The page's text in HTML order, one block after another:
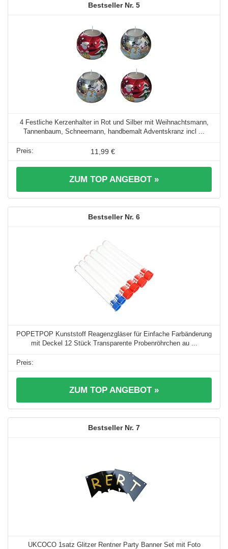
5
4 Festliche Kerzenhalter in Rot und Silber mit Weihnachtsmann,
Tannenbaum, Schneemann, handbemalt Adventskranz incl ...
11,99 €
ZUM TOP ANGEBOT »
6
POPETPOP Kunststoff Reagenzgläser für Einfache Farbänderung
mit Deckel 12 Stück Transparente Probenröhrchen au ...
ZUM TOP ANGEBOT »
7
UKCOCO 1satz Glitzer Rentner Party Banner Set mit Foto